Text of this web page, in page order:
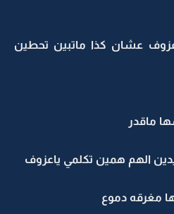
عشان كذا ماتبين تحطين
الهم همين تكلمي ياعزوف
دموع